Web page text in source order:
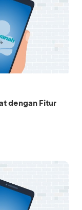
dengan Fitur